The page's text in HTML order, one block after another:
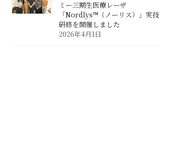
ミー三期生医療レーザ
「Nordlys™（ノーリス）」実技
研修を開催しました
2026年4月1日